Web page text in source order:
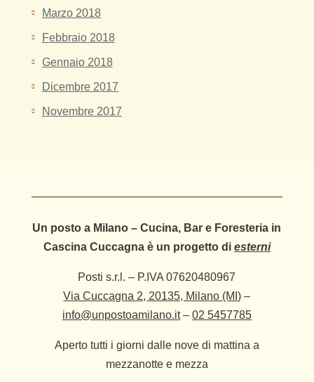
Marzo 2018
Febbraio 2018
Gennaio 2018
Dicembre 2017
Novembre 2017
Un posto a Milano – Cucina, Bar e Foresteria in
Cascina Cuccagna è un progetto di esterni
Posti s.r.l. – P.IVA 07620480967
Via Cuccagna 2, 20135, Milano (MI) –
info@unpostoamilano.it– 02 5457785
Aperto tutti i giorni dalle nove di mattina a
mezzanotte e mezza